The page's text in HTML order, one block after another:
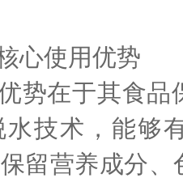
使用优势
在于其食品
技术，能够
留营养成分